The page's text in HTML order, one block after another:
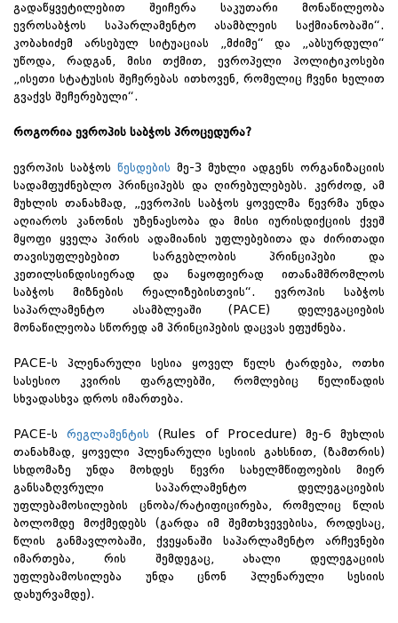
გადაწყვეტილებით შეიჩერა საკუთარი მონაწილეობა
ევროსაბჭოს საპარლამენტო ასამბლეის საქმიანობაში“.
კობახიძემ არსებულ სიტუაციას „მძიმე“ და „აბსურდული“
უწოდა, რადგან, მისი თქმით, ევროპელი პოლიტიკოსები
„ისეთი სტატუსის შეჩერებას ითხოვენ, რომელიც ჩვენი ხელით
გვაქვს შეჩერებული“.
როგორია ევროპის საბჭოს პროცედურა?
ევროპის საბჭოს წესდების მე-3 მუხლი ადგენს ორგანიზაციის
სადამფუძნებლო პრინციპებს და ღირებულებებს. კერძოდ, ამ
მუხლის თანახმად, „ევროპის საბჭოს ყოველმა წევრმა უნდა
აღიაროს კანონის უზენაესობა და მისი იურისდიქციის ქვეშ
მყოფი ყველა პირის ადამიანის უფლებებითა და ძირითადი
თავისუფლებებით სარგებლობის პრინციპები და
კეთილსინდისიერად და ნაყოფიერად ითანამშრომლოს
საბჭოს მიზნების რეალიზებისთვის“. ევროპის საბჭოს
საპარლამენტო ასამბლეაში (PACE) დელეგაციების
მონაწილეობა სწორედ ამ პრინციპების დაცვას ეფუძნება.
PACE-ს პლენარული სესია ყოველ წელს ტარდება, ოთხი
სასესიო კვირის ფარგლებში, რომლებიც წელიწადის
სხვადასხვა დროს იმართება.
PACE-სრეგლამენტის (Rules of Procedure) მე-6 მუხლის
თანახმად, ყოველი პლენარული სესიის გახსნით, (ზამთრის)
სხდომაზე უნდა მოხდეს წევრი სახელმწიფოების მიერ
განსაზღვრული საპარლამენტო დელეგაციების
უფლებამოსილების ცნობა/რატიფიცირება, რომელიც წლის
ბოლომდე მოქმედებს (გარდა იმ შემთხვევებისა, როდესაც,
წლის განმავლობაში, ქვეყანაში საპარლამენტო არჩევნები
იმართება, რის შემდეგაც, ახალი დელეგაციის
უფლებამოსილება უნდა ცნონ პლენარული სესიის
დახურვამდე).